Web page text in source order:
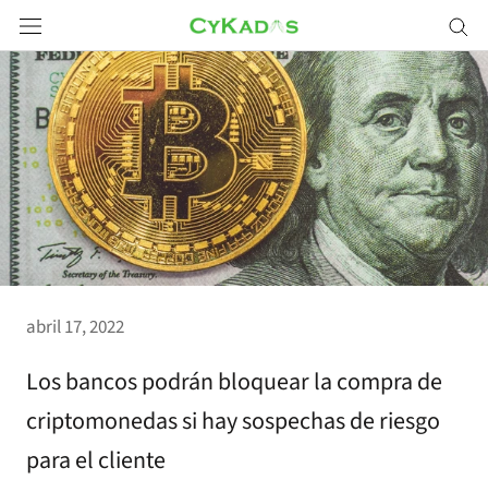
Saltar
a
contenido
abril 17, 2022
Los bancos podrán bloquear la compra de
criptomonedas si hay sospechas de riesgo
para el cliente